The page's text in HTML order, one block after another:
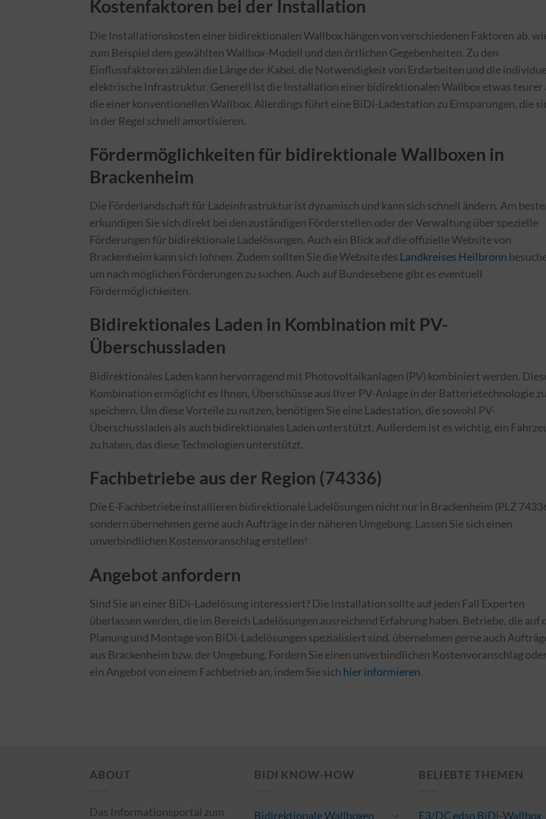
Kostenfaktoren bei der Installation
Die Installationskosten einer bidirektionalen Wallbox hängen von verschiedenen Faktoren ab,
zum Beispiel dem gewählten Wallbox-Modell und den örtlichen Gegebenheiten. Zu den
Einflussfaktoren zählen die Länge der Kabel, die Notwendigkeit von Erdarbeiten und die
elektrische Infrastruktur. Generell ist die Installation einer bidirektionalen Wallbox etwas teurer
die einer konventionellen Wallbox. Allerdings führt eine BiDi-Ladestation zu Einsparungen, die
in der Regel schnell amortisieren.
Fördermöglichkeiten für bidirektionale Wallboxen in
Brackenheim
Die Förderlandschaft für Ladeinfrastruktur ist dynamisch und kann sich schnell ändern. Am
erkundigen Sie sich direkt bei den zuständigen Förderstellen oder der Verwaltung über spezielle
Förderungen für bidirektionale Ladelösungen. Auch ein Blick auf die offizielle Website von
Brackenheim kann sich lohnen. Zudem sollten Sie die Website des Landkreises Heilbronn
um nach möglichen Förderungen zu suchen. Auch auf Bundesebene gibt es eventuell
Fördermöglichkeiten.
Bidirektionales Laden in Kombination mit PV-
Überschussladen
Bidirektionales Laden kann hervorragend mit Photovoltaikanlagen (PV) kombiniert werden.
Kombination ermöglicht es Ihnen, Überschüsse aus Ihrer PV-Anlage in der Batterietechnologie zu
speichern. Um diese Vorteile zu nutzen, benötigen Sie eine Ladestation, die sowohl PV-
Überschussladen als auch bidirektionales Laden unterstützt. Außerdem ist es wichtig, ein
zu haben, das diese Technologien unterstützt.
Fachbetriebe aus der Region (74336)
Die E-Fachbetriebe installieren bidirektionale Ladelösungen nicht nur in Brackenheim (PLZ
sondern übernehmen gerne auch Aufträge in der näheren Umgebung. Lassen Sie sich einen
unverbindlichen Kostenvoranschlag erstellen!
Angebot anfordern
Sind Sie an einer BiDi-Ladelösung interessiert? Die Installation sollte auf jeden Fall Experten
überlassen werden, die im Bereich Ladelösungen ausreichend Erfahrung haben. Betriebe, die auf
Planung und Montage von BiDi-Ladelösungen spezialisiert sind, übernehmen gerne auch
aus Brackenheim bzw. der Umgebung. Fordern Sie einen unverbindlichen Kostenvoranschlag
ein Angebot von einem Fachbetrieb an, indem Sie sich hier informieren.
ABOUT
Das Informationsportal zum
BIDI KNOW-HOW
Bidirektionale Wallboxen
BELIEBTE THEMEN
E3/DC edsn BiDi-Wallbox